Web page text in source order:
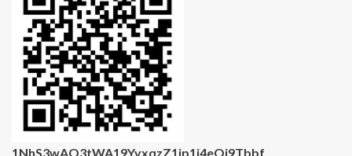
1NhS3wAQ3tWA19YvxqzZ1jp1i4eQj9Tbbf